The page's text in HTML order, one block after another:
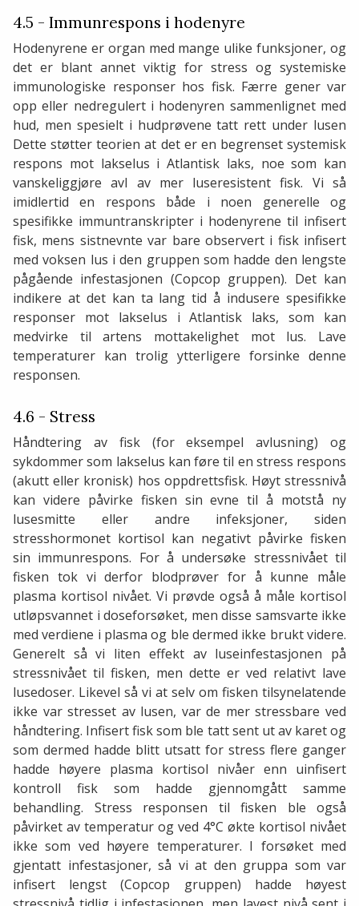
4.5 - Immunrespons i hodenyre
Hodenyrene er organ med mange ulike funksjoner, og
det er blant annet viktig for stress og systemiske
immunologiske responser hos fisk. Færre gener var
opp eller nedregulert i hodenyren sammenlignet med
hud, men spesielt i hudprøvene tatt rett under lusen
Dette støtter teorien at det er en begrenset systemisk
respons mot lakselus i Atlantisk laks, noe som kan
vanskeliggjøre avl av mer luseresistent fisk. Vi så
imidlertid en respons både i noen generelle og
spesifikke immuntranskripter i hodenyrene til infisert
fisk, mens sistnevnte var bare observert i fisk infisert
med voksen lus i den gruppen som hadde den lengste
pågående infestasjonen (Copcop gruppen). Det kan
indikere at det kan ta lang tid å indusere spesifikke
responser mot lakselus i Atlantisk laks, som kan
medvirke til artens mottakelighet mot lus. Lave
temperaturer kan trolig ytterligere forsinke denne
responsen.
4.6 - Stress
Håndtering av fisk (for eksempel avlusning) og
sykdommer som lakselus kan føre til en stress respons
(akutt eller kronisk) hos oppdrettsfisk. Høyt stressnivå
kan videre påvirke fisken sin evne til å motstå ny
lusesmitte eller andre infeksjoner, siden
stresshormonet kortisol kan negativt påvirke fisken
sin immunrespons. For å undersøke stressnivået til
fisken tok vi derfor blodprøver for å kunne måle
plasma kortisol nivået. Vi prøvde også å måle kortisol
utløpsvannet i doseforsøket, men disse samsvarte ikke
med verdiene i plasma og ble dermed ikke brukt videre.
Generelt så vi liten effekt av luseinfestasjonen på
stressnivået til fisken, men dette er ved relativt lave
lusedoser. Likevel så vi at selv om fisken tilsynelatende
ikke var stresset av lusen, var de mer stressbare ved
håndtering. Infisert fisk som ble tatt sent ut av karet og
som dermed hadde blitt utsatt for stress flere ganger
hadde høyere plasma kortisol nivåer enn uinfisert
kontroll fisk som hadde gjennomgått samme
behandling. Stress responsen til fisken ble også
påvirket av temperatur og ved 4°C økte kortisol nivået
ikke som ved høyere temperaturer. I forsøket med
gjentatt infestasjoner, så vi at den gruppa som var
infisert lengst (Copcop gruppen) hadde høyest